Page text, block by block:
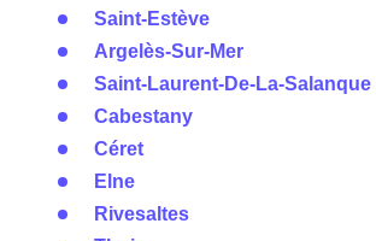
Saint-Estève
Argelès-Sur-Mer
Saint-Laurent-De-La-Salanque
Cabestany
Céret
Elne
Rivesaltes